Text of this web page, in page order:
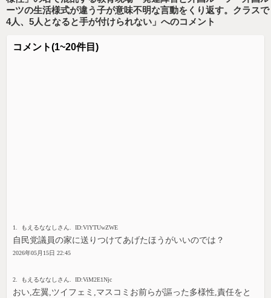
ーツの生活様式が違う子が意味不明な言動をくり返す。クラスで
4人、5人となると手が付けられない」 へのコメント
コメント(1~20件目)
1. もえるななしさん. ID:VlYTUwZWE
自民党議員の家に送りつけてあげたほうがいいのでは？
2026年05月15日 22:45
2. もえるななしさん. ID:ViM2E1Njc
おい,左翼,ツイフェミ,マスコミお前らが謳った多様性,責任をと